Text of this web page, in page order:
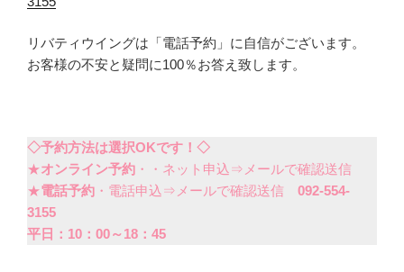
リバティウイングは「電話予約」に自信がございます。
お客様の不安と疑問に100％お答え致します。
◇予約方法は選択OKです！◇
★オンライン予約 ・・ネット申込⇒メールで確認送信
★電話予約 ・電話申込⇒メールで確認送信 092-554-
3155
平日：10：00～18：45